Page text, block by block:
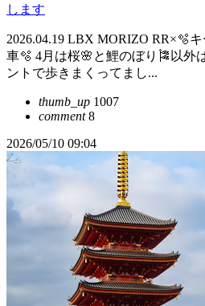
します
2026.04.19 LBX MORIZO RR×🫧
車🫧 4月は桜🌸と鯉のぼり🎏以外
ントで歩きまくってまし...
thumb_up 1007
comment8
2026/05/10 09:04